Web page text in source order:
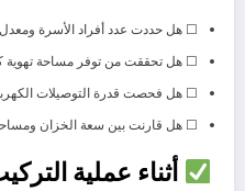
☐ هل حددت عدد أفراد الأسرة ومعدل
☐ هل تحققت من توفر مساحة تهوية
☐ هل فحصت قدرة التوصيلات
☐ هل قارنت بين سعة الخزان ومساحة
أثناء عملية